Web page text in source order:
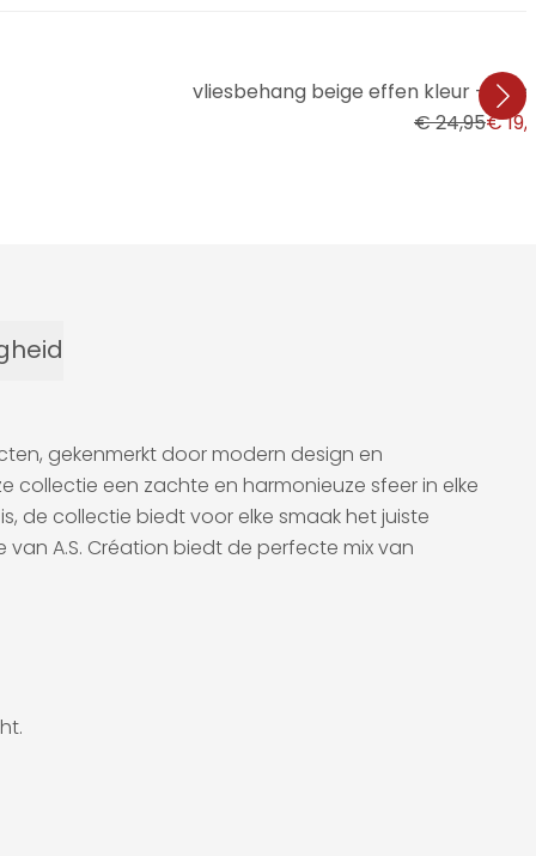
vliesbehang beige effen kleur -
€ 24,95€
gekenmerkt door modern design en
collectie een zachte en harmonieuze sfeer in elke
de collectie biedt voor elke smaak het juiste
A.S. Création biedt de perfecte mix van